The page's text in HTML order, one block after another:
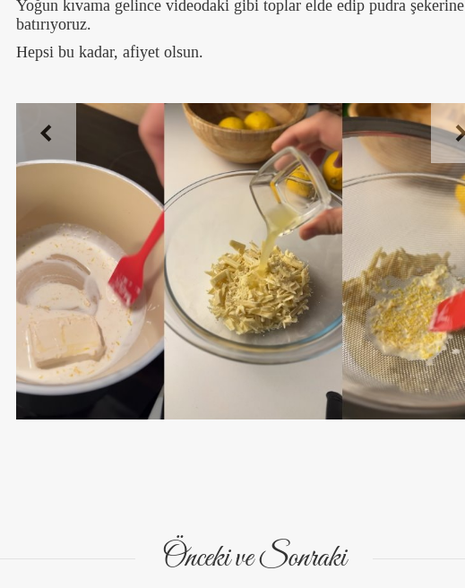
Yoğun kıvama gelince videodaki gibi toplar elde edip pudra şekerine
batırıyoruz.
Hepsi bu kadar, afiyet olsun.
Önceki ve Sonraki